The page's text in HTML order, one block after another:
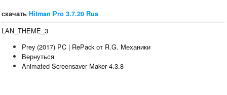
скачать Hitman Pro 3.7.20 Rus
LAN_THEME_3
Prey (2017) PC | RePack от R.G. Механики
Вернуться
Animated Screensaver Maker 4.3.8